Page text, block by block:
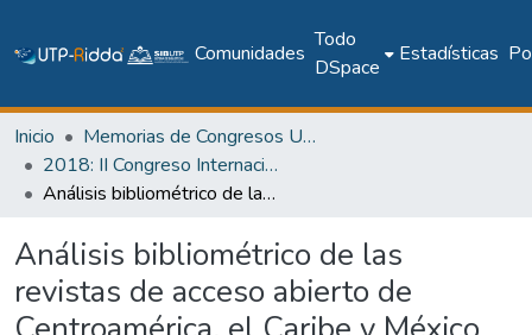
Comunidades
Todo
DSpace
Estadísticas
Inicio
Memorias de Congresos UTP
2018: II Congreso Internacional en Inteligencia Ambiental, Ingeniería de Software y Salud Electrónica y Móvil – AmITIC 2018
Análisis bibliométrico de las revistas de acceso abierto de Centroamérica, el Caribe y México basado en DOAJ e indexadores Latinoamericanos
Análisis bibliométrico de las
revistas de acceso abierto de